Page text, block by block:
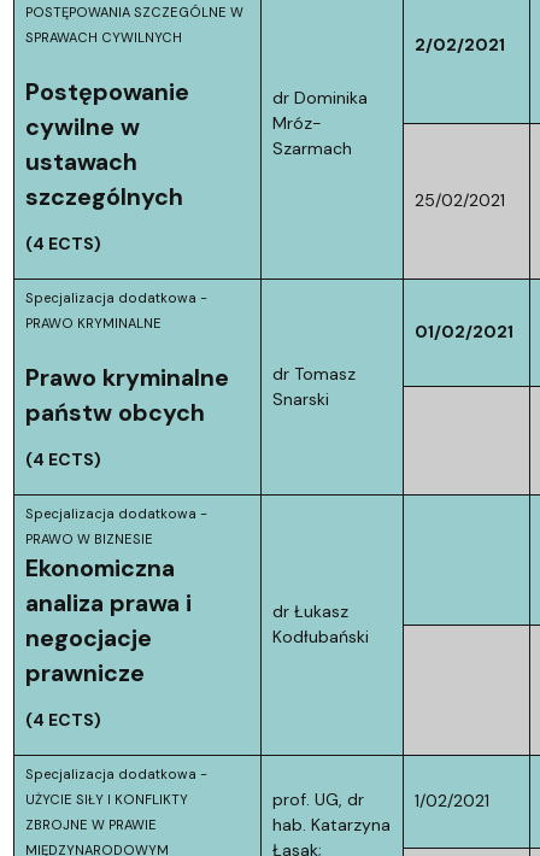
POSTĘPOWANIA SZCZEGÓLNE W
SPRAWACH CYWILNYCH
Postępowanie
cywilne w
ustawach
szczególnych
(4 ECTS)
dr Dominika
Mróz-
Szarmach
2/02/2021
25/02/2021
Specjalizacja dodatkowa -
PRAWO KRYMINALNE
Prawo kryminalne
państw obcych
(4 ECTS)
dr Tomasz
Snarski
01/02/2021
Specjalizacja dodatkowa -
PRAWO W BIZNESIE
Ekonomiczna
analiza prawa i
negocjacje
prawnicze
(4 ECTS)
dr Łukasz
Kodłubański
Specjalizacja dodatkowa -
UŻYCIE SIŁY I KONFLIKTY
ZBROJNE W PRAWIE
MIĘDZYNARODOWYM
prof. UG, dr
hab. Katarzyna
Łasak;
1/02/2021